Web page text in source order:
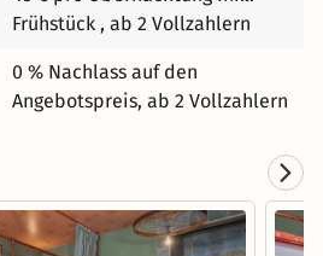
Spielplatz mit echten
Markt u. v. m. Erlebe die
Spaß und Erholung bei Karls!
Frühstück , ab 2 Vollzahlern
0 % Nachlass auf den
Angebotspreis, ab 2 Vollzahlern